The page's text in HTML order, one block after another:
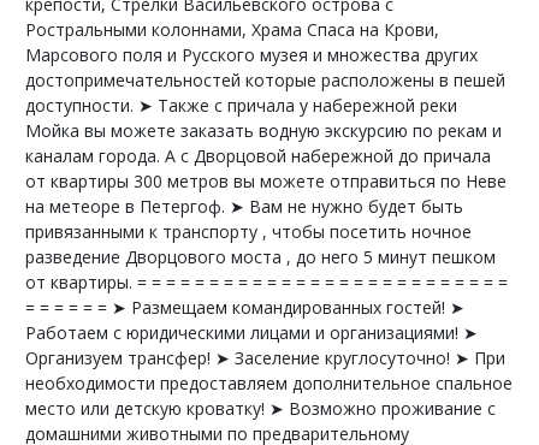
Ростральными колоннами, Храма Спаса на Крови,
Марсового поля и Русского музея и множества других
достопримечательностей которые расположены в пешей
доступности. ➤ Также с причала у набережной реки
Мойка вы можете заказать водную экскурсию по рекам и
каналам города. А с Дворцовой набережной до причала
от квартиры 300 метров вы можете отправиться по Неве
на метеоре в Петергоф. ➤ Вам не нужно будет быть
привязанными к транспорту , чтобы посетить ночное
разведение Дворцового моста , до него 5 минут пешком
от квартиры. = = = = = = = = = = = = = = = = = = = = = = = = = =
= = = = = = ➤ Размещаем командированных гостей! ➤
Работаем с юридическими лицами и организациями! ➤
Организуем трансфер! ➤ Заселение круглосуточно! ➤ При
необходимости предоставляем дополнительное спальное
место или детскую кроватку! ➤ Возможно проживание с
домашними животными по предварительному